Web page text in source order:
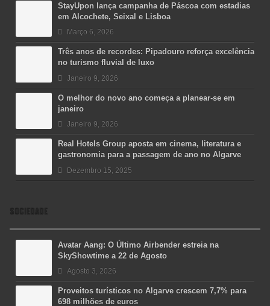
StayUpon lança campanha de Páscoa com estadias
em Alcochete, Seixal e Lisboa
Março 6, 2026
Três anos de recordes: Pipadouro reforça excelência
no turismo fluvial de luxo
Janeiro 9, 2026
O melhor do novo ano começa a planear-se em
janeiro
Janeiro 9, 2026
Real Hotels Group aposta em cinema, literatura e
gastronomia para a passagem de ano no Algarve
Dezembro 15, 2025
SOCIEDADE
Avatar Aang: O Último Airbender estreia na
SkyShowtime a 22 de Agosto
Agosto 3, 2026
Proveitos turísticos no Algarve crescem 7,7% para
698 milhões de euros